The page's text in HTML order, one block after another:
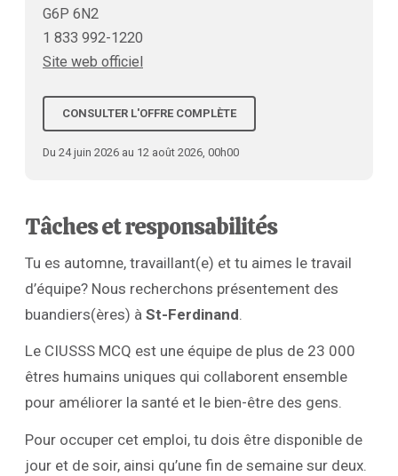
G6P 6N2
1 833 992-1220
Site web officiel
CONSULTER L'OFFRE COMPLÈTE
Du 24 juin 2026 au 12 août 2026, 00h00
Tâches et responsabilités
Tu es automne, travaillant(e) et tu aimes le travail
d’équipe? Nous recherchons présentement des
buandiers(ères) à St-Ferdinand
Le CIUSSS MCQ est une équipe de plus de 23 000
êtres humains uniques qui collaborent ensemble
pour améliorer la santé et le bien-être des gens.
Pour occuper cet emploi, tu dois être disponible de
jour et de soir, ainsi qu’une fin de semaine sur deux.